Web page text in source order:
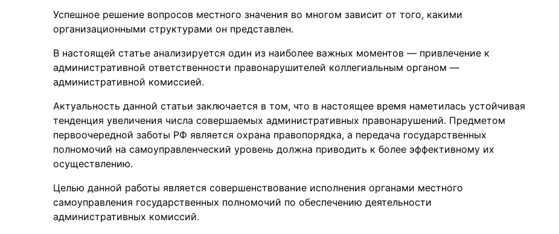
Успешное решение вопросов местного значения во многом зависит от того, какими
организационными структурами он представлен.
В настоящей статье анализируется один из наиболее важных моментов — привлечение к
административной ответственности правонарушителей коллегиальным органом —
административной комиссией.
Актуальность данной статьи заключается в том, что в настоящее время наметилась устойчивая
тенденция увеличения числа совершаемых административных правонарушений. Предметом
первоочередной заботы РФ является охрана правопорядка, а передача государственных
полномочий на самоуправленческий уровень должна приводить к более эффективному их
осуществлению.
Целью данной работы является совершенствование исполнения органами местного
самоуправления государственных полномочий по обеспечению деятельности
административных комиссий.